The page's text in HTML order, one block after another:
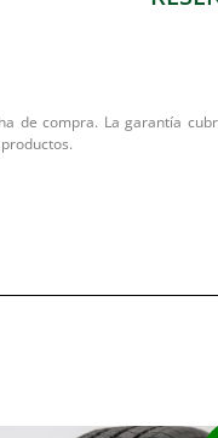
compra. La garantía